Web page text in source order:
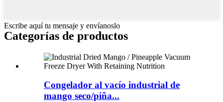
Escribe aquí tu mensaje y envíanoslo
Categorías de productos
Congelador al vacío industrial de
mango seco/piña...